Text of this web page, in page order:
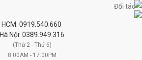
Đối tác uy tín
HCM: 0919.540.660
Hà Nội: 0389.949.316
(Thứ 2 - Thứ 6)
8:00AM - 17:00PM